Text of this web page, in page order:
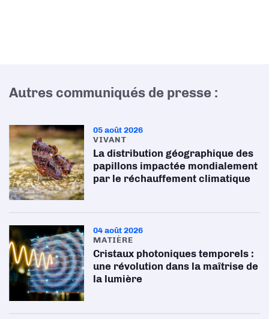
Autres communiqués de presse :
05 août 2026
VIVANT
La distribution géographique des
papillons impactée mondialement
par le réchauffement climatique
04 août 2026
MATIÈRE
Cristaux photoniques temporels :
une révolution dans la maîtrise de
la lumière